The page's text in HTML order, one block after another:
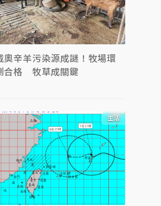
奧辛羊污染源成謎！牧場環
合格 牧草成關鍵
生活